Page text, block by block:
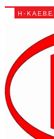
Η - Κ Α.Ε.Β.Ε.